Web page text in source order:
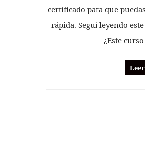
certificado para que
rápida. Seguí leyendo
¿Este